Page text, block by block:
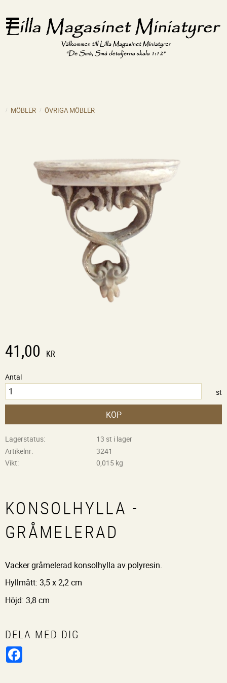
MÖBLER ÖVRIGA MÖBLER
41,00 KR
Antal
st
KÖP
Lagerstatus
13 st i lager
Artikelnr
3241
Vikt
0,015 kg
KONSOLHYLLA -
GRÅMELERAD
Vacker gråmelerad konsolhylla av polyresin.
Hyllmått: 3,5 x 2,2 cm
Höjd: 3,8 cm
DELA MED DIG